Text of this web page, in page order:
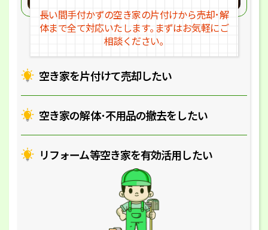
空き家を片付けて売却したい
空き家の解体･不用品の撤去をしたい
リフォーム等空き家を有効活用したい
長い間手付かずの空き家の片付けから売却･解
体まで全て対応いたします｡ まずはお気軽にご
相談ください｡